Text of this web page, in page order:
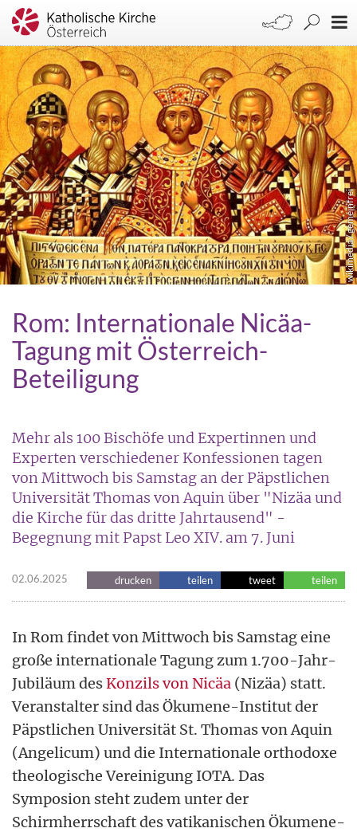
wikimedia / gemeinfrei
Rom: Internationale Nicäa-
Tagung mit Österreich-
Beteiligung
Mehr als 100 Bischöfe und Expertinnen und
Experten verschiedener Konfessionen tagen
von Mittwoch bis Samstag an der Päpstlichen
Universität Thomas von Aquin über "Nizäa und
die Kirche für das dritte Jahrtausend" -
Begegnung mit Papst Leo XIV. am 7. Juni
02.06.2025 drucken teilen tweet teilen
In Rom findet von Mittwoch bis Samstag eine
große internationale Tagung zum 1.700-Jahr-
Jubiläum desKonzils von Nicäa (Nizäa) statt.
Veranstalter sind das Ökumene-Institut der
Päpstlichen Universität St. Thomas von Aquin
(Angelicum) und die Internationale orthodoxe
theologische Vereinigung IOTA. Das
Symposion steht zudem unter der
Schirmherrschaft des vatikanischen Ökumene-